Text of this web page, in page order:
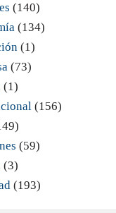
(140)
(134)
(1)
(73)
(1)
(156)
(59)
(3)
(193)